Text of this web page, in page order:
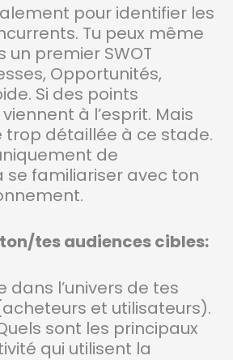
pour identifier les
Tu peux même
premier SWOT
Opportunités,
Si des points
à l’esprit. Mais
trop détaillée à ce stade.
de
familiariser avec ton
ton/tes audiences cibles:
dans l’univers de tes
et utilisateurs).
sont les principaux
qui utilisent la